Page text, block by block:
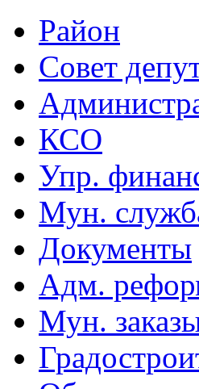
Район
Совет
КСО
Упр.
Мун.
Документы
Адм.
Мун.